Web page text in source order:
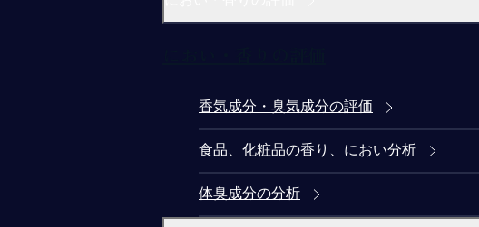
香気成分・臭気成分の評価
食品、化粧品の香り、におい分析
体臭成分の分析